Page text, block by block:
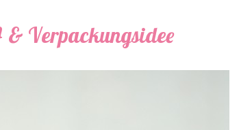
& Verpackungsidee